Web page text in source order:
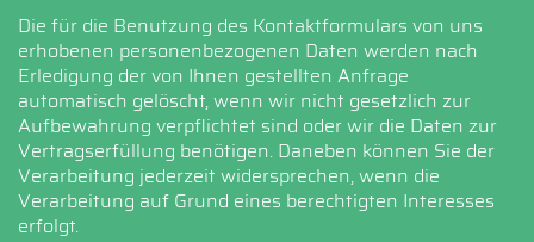
Die für die Benutzung des Kontaktformulars von uns
erhobenen personenbezogenen Daten werden nach
Erledigung der von Ihnen gestellten Anfrage
automatisch gelöscht, wenn wir nicht gesetzlich zur
Aufbewahrung verpflichtet sind oder wir die Daten zur
Vertragserfüllung benötigen. Daneben können Sie der
Verarbeitung jederzeit widersprechen, wenn die
Verarbeitung auf Grund eines berechtigten Interesses
erfolgt.